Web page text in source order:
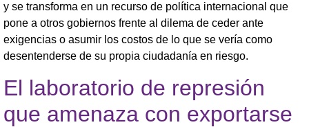
y se transforma en un recurso de política internacional que
pone a otros gobiernos frente al dilema de ceder ante
exigencias o asumir los costos de lo que se vería como
desentenderse de su propia ciudadanía en riesgo.
El laboratorio de represión
que amenaza con exportarse